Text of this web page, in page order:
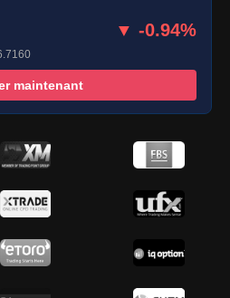
▼ -0.94%
maintenant